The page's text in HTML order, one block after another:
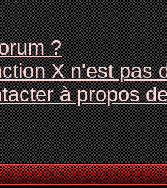
?
X n'est pas
à propos